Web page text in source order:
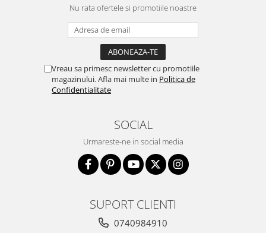
Nu rata ofertele si promotiile noastre
Vreau sa primesc newsletter cu promotiile
magazinului. Afla mai multe in Politica de
Confidentialitate
SOCIAL
Urmareste-ne in social media
SUPORT CLIENTI
0740984910